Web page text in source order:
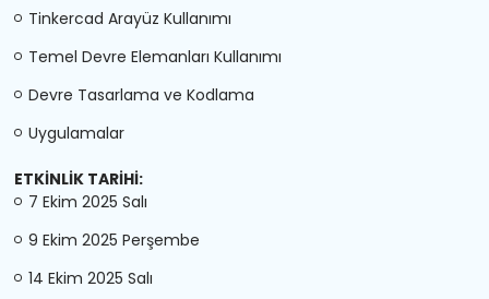
Tinkercad Arayüz Kullanımı
Temel Devre Elemanları Kullanımı
Devre Tasarlama ve Kodlama
Uygulamalar
ETKİNLİK TARİHİ:
7 Ekim 2025 Salı
9 Ekim 2025 Perşembe
14 Ekim 2025 Salı